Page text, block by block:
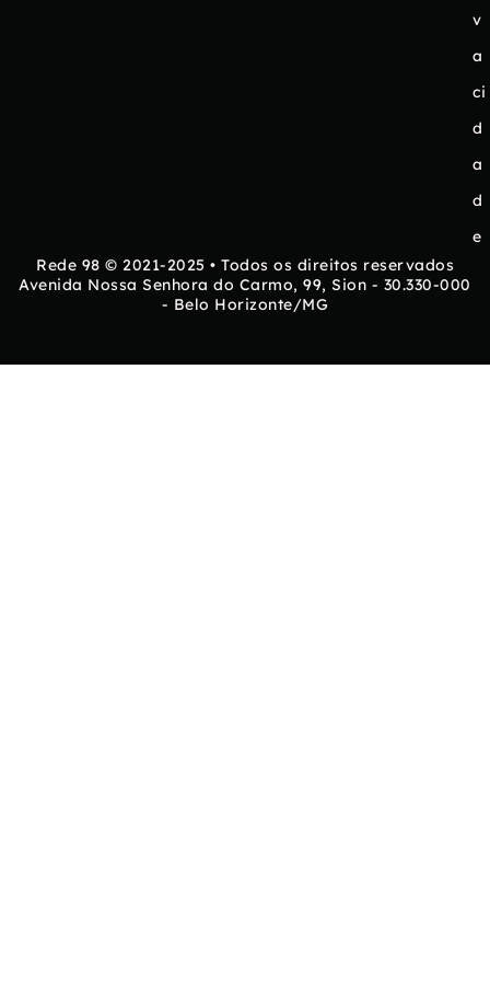
v
a
ci
d
a
d
e
Rede 98 © 2021-2025 • Todos os direitos reservados
Avenida Nossa Senhora do Carmo, 99, Sion - 30.330-000
- Belo Horizonte/MG